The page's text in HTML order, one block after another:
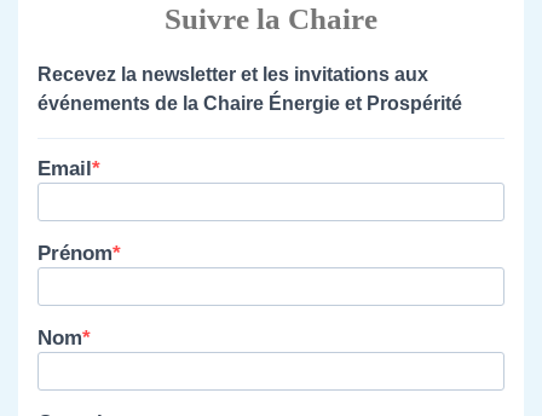
Suivre la Chaire
Recevez la newsletter et les invitations aux
événements de la Chaire Énergie et Prospérité
Email
Prénom
Nom